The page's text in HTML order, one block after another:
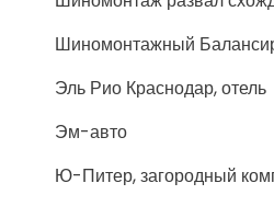
Шиномонтажный
Эль Рио Краснодар, отель
Эм-авто
Ю-Питер, загородный